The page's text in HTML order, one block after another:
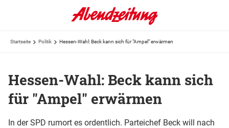
Startseite Politik Hessen-Wahl: Beck kann sich für "Ampel" erwärmen
Hessen-Wahl: Beck kann sich
für "Ampel" erwärmen
In der SPD rumort es ordentlich. Parteichef Beck will nach